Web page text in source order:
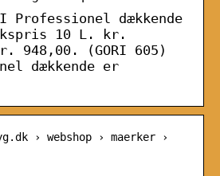
Professionel dækkende
10 L. kr.
948,00. (GORI 605)
dækkende er
› webshop › maerker ›